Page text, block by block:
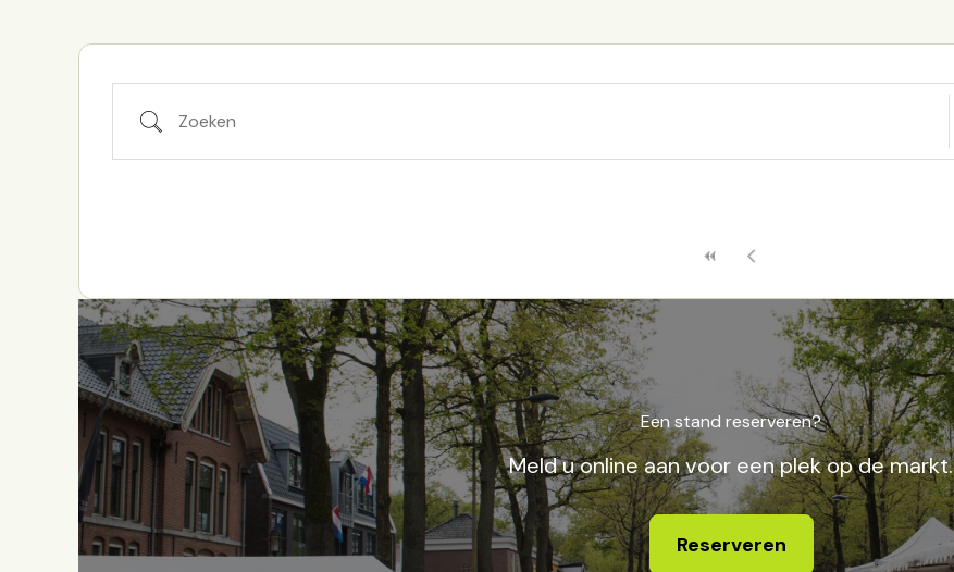
Zoeken
Een stand reserveren?
Meld u online aan voor een plek op de markt.
Reserveren